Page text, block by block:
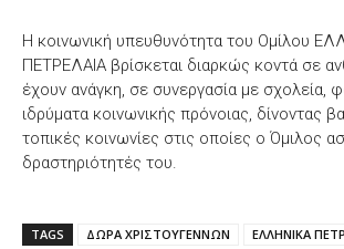
Η κοινωνική υπευθυνότητα του Ομίλου
ΠΕΤΡΕΛΑΙΑ βρίσκεται διαρκώς κοντά σε
έχουν ανάγκη, σε συνεργασία με σχολεία,
ιδρύματα κοινωνικής πρόνοιας, δίνοντας
τοπικές κοινωνίες στις οποίες ο Όμιλος
δραστηριότητές του.
TAGS ΔΩΡΑ ΧΡΙΣΤΟΥΓΕΝΝΩΝ ΕΛΛΗΝΙΚΑ